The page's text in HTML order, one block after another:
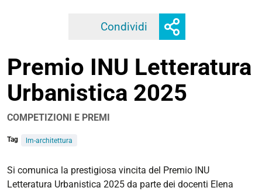
Condividi Facebook
opzioni
di
condivisione
Premio INU Letteratura
Urbanistica 2025
COMPETIZIONI E PREMI
Tag lm-architettura
https://corsi.unife.it/it/lm-
architettura/eventi/2025/prestigiosa-
Si comunica la prestigiosa vincita del Premio INU
Letteratura Urbanistica 2025 da parte dei docenti Elena